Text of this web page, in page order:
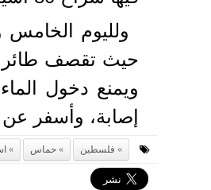
ولليوم الخامس
حيث تقصف
إصابة، وأسفر عن
فلسطين حماس